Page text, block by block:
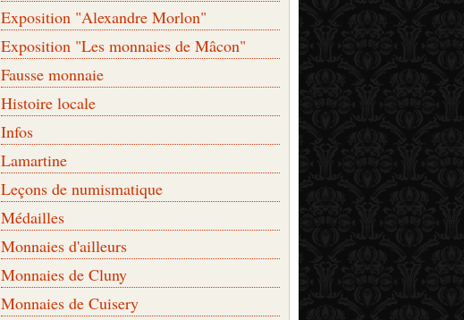
Exposition "Alexandre Morlon"
Exposition "Les monnaies de Mâcon"
Fausse monnaie
Histoire locale
Infos
Lamartine
Leçons de numismatique
Médailles
Monnaies d'ailleurs
Monnaies de Cluny
Monnaies de Cuisery